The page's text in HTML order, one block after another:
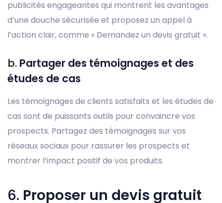
publicités engageantes qui montrent les avantages
d’une douche sécurisée et proposez un appel à
l’action clair, comme « Demandez un devis gratuit ».
b. Partager des témoignages et des
études de cas
Les témoignages de clients satisfaits et les études de
cas sont de puissants outils pour convaincre vos
prospects. Partagez des témoignages sur vos
réseaux sociaux pour rassurer les prospects et
montrer l’impact positif de vos produits.
6. Proposer un devis gratuit